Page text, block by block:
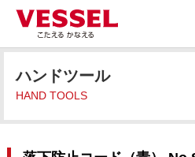
ハンドツール
HAND TOOLS